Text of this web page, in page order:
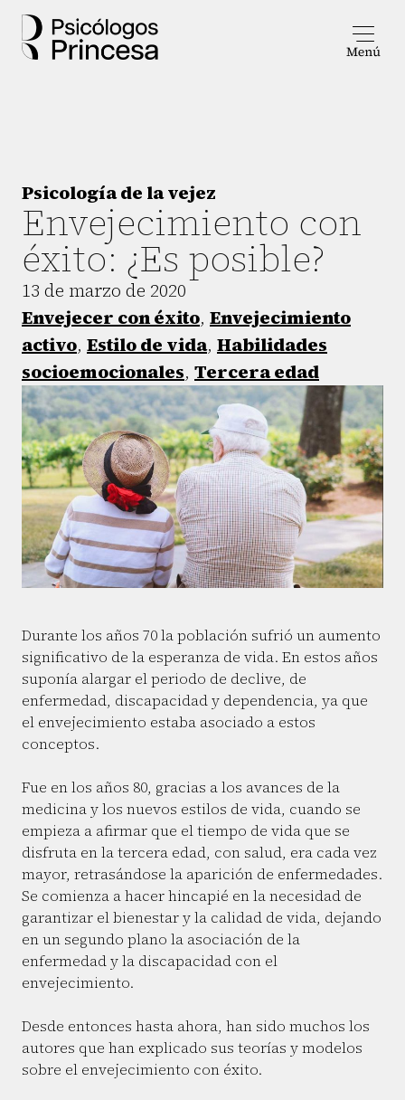
Psicología de la vejez
Envejecimiento con
éxito: ¿Es posible?
13 de marzo de 2020
Envejecer con éxito, Envejecimiento
activo, Estilo de vida, Habilidades
socioemocionales, Tercera edad
Durante los años 70 la población sufrió un aumento
significativo de la esperanza de vida. En estos años
suponía alargar el periodo de declive, de
enfermedad, discapacidad y dependencia, ya que
el envejecimiento estaba asociado a estos
conceptos.
Fue en los años 80, gracias a los avances de la
medicina y los nuevos estilos de vida, cuando se
empieza a afirmar que el tiempo de vida que se
disfruta en la tercera edad, con salud, era cada vez
mayor, retrasándose la aparición de enfermedades.
Se comienza a hacer hincapié en la necesidad de
garantizar el bienestar y la calidad de vida, dejando
en un segundo plano la asociación de la
enfermedad y la discapacidad con el
envejecimiento.
Desde entonces hasta ahora, han sido muchos los
autores que han explicado sus teorías y modelos
sobre el envejecimiento con éxito.